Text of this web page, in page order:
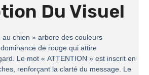
Du Visuel
au chien » arbore des couleurs
de rouge qui attire
Le mot « ATTENTION » est inscrit en
renforçant la clarté du message. Le